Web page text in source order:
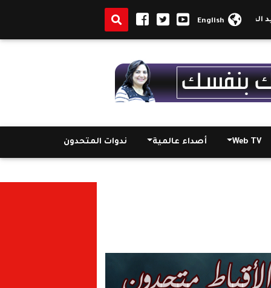
الكنيسة القبطية الأرثوذكسية بغانا بحضور السفير المصري
English
Web TV أصداء عالمية ندوات المتحدون